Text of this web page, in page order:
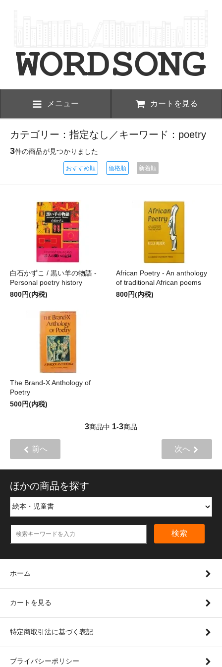
メニュー カートを見る
カテゴリー：指定なし／キーワード：poetry
3件の商品が見つかりました
おすすめ順 価格順 新着順
白石かずこ / 黒い羊の物語 -
Personal poetry history
800円(内税)
African Poetry - An anthology
of traditional African poems
800円(内税)
The Brand-X Anthology of
Poetry
500円(内税)
3商品中 1-3商品
前へ 次へ
ほかの商品を探す
検索
ホーム
カートを見る
特定商取引法に基づく表記
プライバシーポリシー